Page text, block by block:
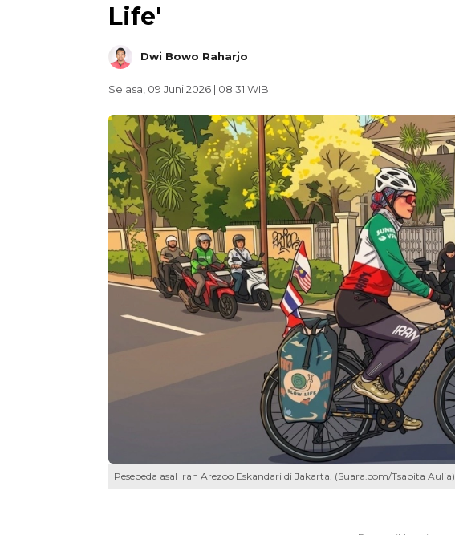
Life'
Dwi Bowo Raharjo
Selasa, 09 Juni 2026 | 08:31 WIB
Pesepeda asal Iran Arezoo Eskandari di Jakarta. (Suara.com/Tsabita Aulia)